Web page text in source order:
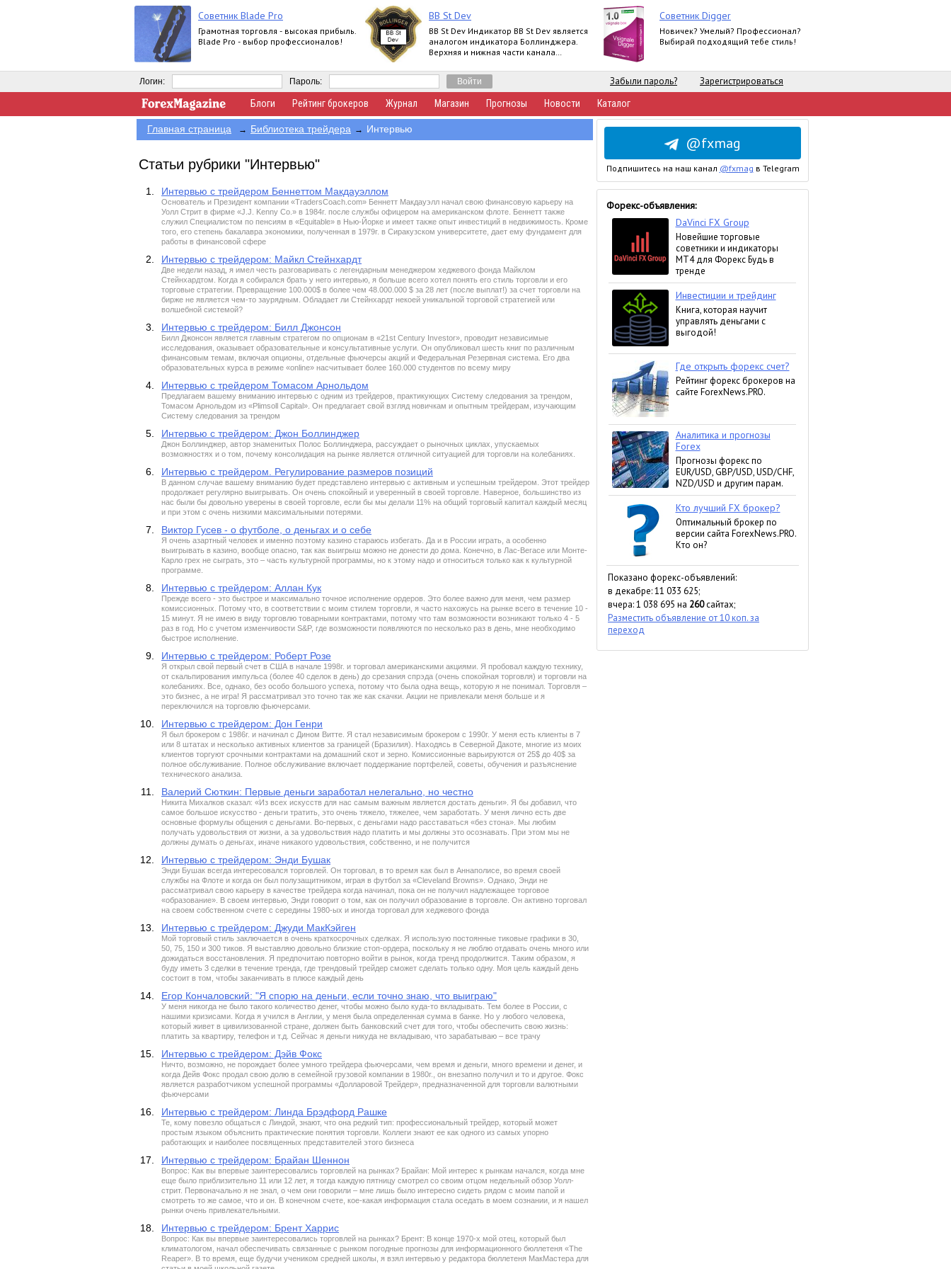
Советник Blade Pro
Грамотная торговля - высокая прибыль.
Blade Pro - выбор профессионалов!
BB St Dev
BB St Dev Индикатор BB St Dev является
аналогом индикатора Боллинджера.
Верхняя и нижная части канала
помощи iStd
Советник Digger
Новичек? Умелый? Профессионал?
Выбирай подходящий тебе стиль!
Логин: Пароль: Забыли пароль? Зарегистрироваться
Блоги Рейтинг брокеров Журнал Магазин Прогнозы Новости Каталог
Главная страница → Библиотека трейдера → Интервью
Статьи рубрики "Интервью"
1. Интервью с трейдером Беннеттом Макдауэллом
Основатель и Президент компании «TradersCoach.com» Беннетт Макдауэлл начал свою финансовую карьеру на
Уолл Стрит в фирме «J.J. Kenny Co.» в 1984г. после службы офицером на американском флоте. Беннетт также
служил Специалистом по пенсиям в «Equitable» в Нью-Йорке и имеет также опыт инвестиций в недвижимость. Кроме
того, его степень бакалавра экономики, полученная в 1979г. в Сиракузском университете, дает ему фундамент для
работы в финансовой сфере
2. Интервью с трейдером: Майкл Стейнхардт
Две недели назад, я имел честь разговаривать с легендарным менеджером хеджевого фонда Майклом
Стейнхардтом. Когда я собирался брать у него интервью, я больше всего хотел понять его стиль торговли и его
торговые стратегии. Превращение 100.000$ в более чем 48.000.000 $ за 28 лет (после выплат!) за счет торговли на
бирже не является чем-то заурядным. Обладает ли Стейнхардт некоей уникальной торговой стратегией или
волшебной системой?
3. Интервью с трейдером: Билл Джонсон
Билл Джонсон является главным стратегом по опционам в «21st Century Investor», проводит независимые
исследования, оказывает образовательные и консультативные услуги. Он опубликовал шесть книг по различным
финансовым темам, включая опционы, отдельные фьючерсы акций и Федеральная Резервная система. Его два
образовательных курса в режиме «online» насчитывает более 160.000 студентов по всему миру
4. Интервью с трейдером Томасом Арнольдом
Предлагаем вашему вниманию интервью с одним из трейдеров, практикующих Систему следования за трендом,
Томасом Арнольдом из «Plimsoll Capital». Он предлагает свой взгляд новичкам и опытным трейдерам, изучающим
Систему следования за трендом
5. Интервью с трейдером: Джон Боллинджер
Джон Боллинджер, автор знаменитых Полос Боллинджера, рассуждает о рыночных циклах, упускаемых
возможностях и о том, почему консолидация на рынке является отличной ситуацией для торговли на колебаниях.
6. Интервью с трейдером. Регулирование размеров позиций
В данном случае вашему вниманию будет представлено интервью с активным и успешным трейдером. Этот трейдер
продолжает регулярно выигрывать. Он очень спокойный и уверенный в своей торговле. Наверное, большинство из
нас были бы довольно уверены в своей торговле, если бы мы делали 11% на общий торговый капитал каждый месяц
и при этом с очень низкими максимальными потерями.
7. Виктор Гусев - о футболе, о деньгах и о себе
Я очень азартный человек и именно поэтому казино стараюсь избегать. Да и в России играть, а особенно
выигрывать в казино, вообще опасно, так как выигрыш можно не донести до дома. Конечно, в Лас-Вегасе или Монте-
Карло грех не сыграть, это – часть культурной программы, но к этому надо и относиться только как к культурной
программе.
8. Интервью с трейдером: Аллан Кук
Прежде всего - это быстрое и максимально точное исполнение ордеров. Это более важно для меня, чем размер
комиссионных. Потому что, в соответствии с моим стилем торговли, я часто нахожусь на рынке всего в течение 10 -
15 минут. Я не имею в виду торговлю товарными контрактами, потому что там возможности возникают только 4 - 5
раз в год. Но с учетом изменчивости S&P, где возможности появляются по несколько раз в день, мне необходимо
быстрое исполнение.
9. Интервью с трейдером: Роберт Розе
Я открыл свой первый счет в США в начале 1998г. и торговал американскими акциями. Я пробовал каждую технику,
от скальпирования импульса (более 40 сделок в день) до срезания спрэда (очень спокойная торговля) и торговли на
колебаниях. Все, однако, без особо большого успеха, потому что была одна вещь, которую я не понимал. Торговля –
это бизнес, а не игра! Я рассматривал это точно так же как скачки. Акции не привлекали меня больше и я
переключился на торговлю фьючерсами.
10. Интервью с трейдером: Дон Генри
Я был брокером с 1986г. и начинал с Дином Витте. Я стал независимым брокером с 1990г. У меня есть клиенты в 7
или 8 штатах и несколько активных клиентов за границей (Бразилия). Находясь в Северной Дакоте, многие из моих
клиентов торгуют срочными контрактами на домашний скот и зерно. Комиссионные варьируются от 25$ до 40$ за
полное обслуживание. Полное обслуживание включает поддержание портфелей, советы, обучения и разъяснение
технического анализа.
11. Валерий Сюткин: Первые деньги заработал нелегально, но честно
Никита Михалков сказал: «Из всех искусств для нас самым важным является достать деньги». Я бы добавил, что
самое большое искусство - деньги тратить, это очень тяжело, тяжелее, чем заработать. У меня лично есть две
основные формулы общения с деньгами. Во-первых, с деньгами надо расставаться «без стона». Мы любим
получать удовольствия от жизни, а за удовольствия надо платить и мы должны это осознавать. При этом мы не
должны думать о деньгах, иначе никакого удовольствия, собственно, и не получится
12. Интервью с трейдером: Энди Бушак
Энди Бушак всегда интересовался торговлей. Он торговал, в то время как был в Аннаполисе, во время своей
службы на Флоте и когда он был полузащитником, играя в футбол за «Cleveland Browns». Однако, Энди не
рассматривал свою карьеру в качестве трейдера когда начинал, пока он не получил надлежащее торговое
«образование». В своем интервью, Энди говорит о том, как он получил образование в торговле. Он активно торговал
на своем собственном счете с середины 1980-ых и иногда торговал для хеджевого фонда
13. Интервью с трейдером: Джуди МакКэйген
Мой торговый стиль заключается в очень краткосрочных сделках. Я использую постоянные тиковые графики в 30,
50, 75, 150 и 300 тиков. Я выставляю довольно близкие стоп-ордера, поскольку я не люблю отдавать очень много или
дожидаться восстановления. Я предпочитаю повторно войти в рынок, когда тренд продолжится. Таким образом, я
буду иметь 3 сделки в течение тренда, где трендовый трейдер сможет сделать только одну. Моя цель каждый день
состоит в том, чтобы заканчивать в плюсе каждый день
14. Егор Кончаловский: "Я спорю на деньги, если точно знаю, что выиграю"
У меня никогда не было такого количество денег, чтобы можно было куда-то вкладывать. Тем более в России, с
нашими кризисами. Когда я учился в Англии, у меня была определенная сумма в банке. Но у любого человека,
который живет в цивилизованной стране, должен быть банковский счет для того, чтобы обеспечить свою жизнь:
платить за квартиру, телефон и т.д. Сейчас я деньги никуда не вкладываю, что зарабатываю – все трачу
15. Интервью с трейдером: Дэйв Фокс
Ничто, возможно, не порождает более умного трейдера фьючерсами, чем время и деньги, много времени и денег, и
когда Дейв Фокс продал свою долю в семейной грузовой компании в 1980г., он внезапно получил и то и другое. Фокс
является разработчиком успешной программы «Долларовой Трейдер», предназначенной для торговли валютными
фьючерсами
16. Интервью с трейдером: Линда Брэдфорд Рашке
Те, кому повезло общаться с Линдой, знают, что она редкий тип: профессиональный трейдер, который может
простым языком объяснить практические понятия торговли. Коллеги знают ее как одного из самых упорно
работающих и наиболее посвященных представителей этого бизнеса
17. Интервью с трейдером: Брайан Шеннон
Вопрос: Как вы впервые заинтересовались торговлей на рынках? Брайан: Мой интерес к рынкам начался, когда мне
еще было приблизительно 11 или 12 лет, я тогда каждую пятницу смотрел со своим отцом недельный обзор Уолл-
стрит. Первоначально я не знал, о чем они говорили – мне лишь было интересно сидеть рядом с моим папой и
смотреть то же самое, что и он. В конечном счете, кое-какая информация стала оседать в моем сознании, и я нашел
рынки очень привлекательными.
18. Интервью с трейдером: Брент Харрис
Вопрос: Как вы впервые заинтересовались торговлей на рынках? Брент: В конце 1970-х мой отец, который был
климатологом, начал обеспечивать связанные с рынком погодные прогнозы для информационного бюллетеня «The
Reaper». В то время, еще будучи учеником средней школы, я взял интервью у редактора бюллетеня МакМастера для
@fxmag
Подпишитесь на наш канал @fxmag в Telegram
Форекс-объявления:
Показано форекс-объявлений:
в декабре: 11 033 625;
вчера: 1 038 695 на 260сайтах;
Разместить объявление от 10 коп. за
переход